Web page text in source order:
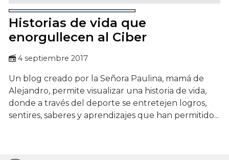
Historias de vida que
enorgullecen al Ciber
4 septiembre 2017
Un blog creado por la Señora Paulina, mamá de
Alejandro, permite visualizar una historia de vida,
donde a través del deporte se entretejen logros,
sentires, saberes y aprendizajes que han permitido...